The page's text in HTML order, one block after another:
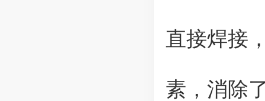
直接焊接
素，消除